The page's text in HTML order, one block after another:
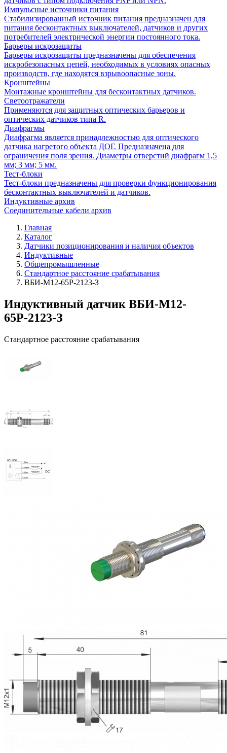
Импульсные источники питания
Стабилизированный источник питания предназначен для
питания бесконтактных выключателей, датчиков и других
потребителей электрической энергии постоянного тока.
Барьеры искрозащиты
Барьеры искрозащиты предназначены для обеспечения
искробезопасных цепей, необходимых в условиях опасных
производств, где находятся взрывоопасные зоны.
Кронштейны
Монтажные кронштейны для бесконтактных датчиков.
Светоотражатели
Применяются для защитных оптических барьеров и
оптических датчиков типа R.
Диафрагмы
Диафрагма является принадлежностью для оптического
датчика нагретого объекта ДОГ. Предназначена для
ограничения поля зрения. Диаметры отверстий диафрагм 1,5
мм; 3 мм; 5 мм.
Тест-блоки
Тест-блоки предназначены для проверки функционирования
бесконтактных выключателей и датчиков.
Индуктивные архив
Соединительные кабели архив
Главная
Каталог
Датчики позиционирования и наличия объектов
Индуктивные
Общепромышленные
Стандартное расстояние срабатывания
ВБИ-М12-65Р-2123-З
Индуктивный датчик ВБИ-М12-
65Р-2123-З
Стандартное расстояние срабатывания